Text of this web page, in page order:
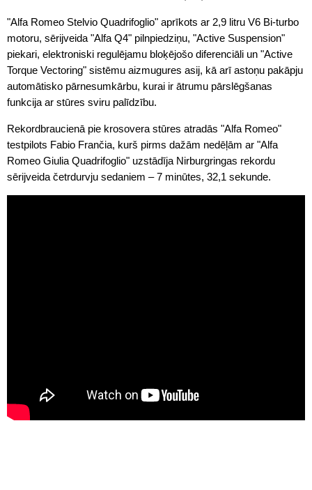
"Alfa Romeo Stelvio Quadrifoglio" aprīkots ar 2,9 litru V6 Bi-turbo
motoru, sērijveida "Alfa Q4" pilnpiedziņu, "Active Suspension"
piekari, elektroniski regulējamu bloķējošo diferenciāli un "Active
Torque Vectoring" sistēmu aizmugures asij, kā arī astoņu pakāpju
automātisko pārnesumkārbu, kurai ir ātrumu pārslēgšanas
funkcija ar stūres sviru palīdzību.
Rekordbraucienā pie krosovera stūres atradās "Alfa Romeo"
testpilots Fabio Frančia, kurš pirms dažām nedēļām ar "Alfa
Romeo Giulia Quadrifoglio" uzstādīja Nirburgringas rekordu
sērijveida četrdurvju sedaniem – 7 minūtes, 32,1 sekunde.